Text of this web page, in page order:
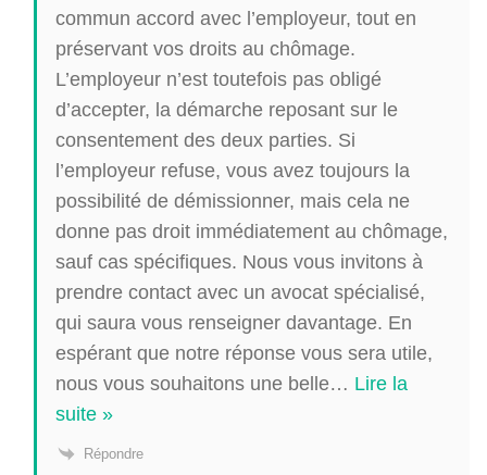
commun accord avec l’employeur, tout en
préservant vos droits au chômage.
L’employeur n’est toutefois pas obligé
d’accepter, la démarche reposant sur le
consentement des deux parties. Si
l’employeur refuse, vous avez toujours la
possibilité de démissionner, mais cela ne
donne pas droit immédiatement au chômage,
sauf cas spécifiques. Nous vous invitons à
prendre contact avec un avocat spécialisé,
qui saura vous renseigner davantage. En
espérant que notre réponse vous sera utile,
nous vous souhaitons une belle… Lire la
suite »
Répondre